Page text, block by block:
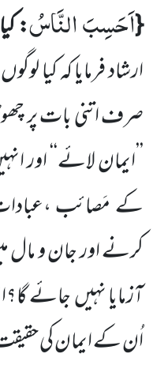
{اَحَسِبَ النَّاسُ:
ارشاد فرمایا کہ کیا لوگوں
صرف اتنی باتپر
’’ایمان لائے‘‘ اور
کے مَصائب
کرنے اور جان و مال
آزمایا نہیںجائے
اُن کے ایمان کی